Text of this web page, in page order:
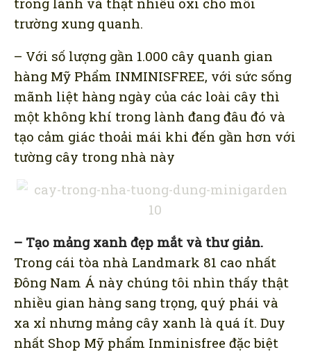
trường xung quanh.
– Với số lượng gần 1.000 cây quanh gian
hàng Mỹ Phẩm INMINISFREE, với sức sống
mãnh liệt hàng ngày của các loài cây thì
một không khí trong lành đang đâu đó và
tạo cảm giác thoải mái khi đến gần hơn với
tường cây trong nhà này
– Tạo mảng xanh đẹp mắt và thư giản.
Trong cái tòa nhà Landmark 81 cao nhất
Đông Nam Á này chúng tôi nhìn thấy thật
nhiều gian hàng sang trọng, quý phái và
xa xỉ nhưng mảng cây xanh là quá ít. Duy
nhất Shop Mỹ phẩm Inminisfree đặc biệt